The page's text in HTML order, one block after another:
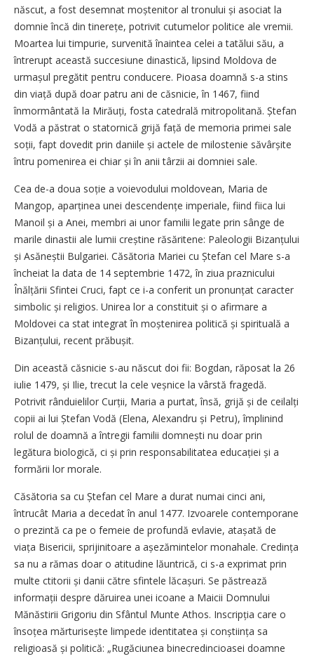
născut, a fost desemnat moștenitor al tronului și asociat la
domnie încă din tinerețe, potrivit cutumelor politice ale vremii.
Moartea lui timpurie, survenită înaintea celei a tatălui său, a
întrerupt această succesiune dinastică, lipsind Moldova de
urmașul pregătit pentru conducere. Pioasa doamnă s-a stins
din viață după doar patru ani de căsnicie, în 1467, fiind
înmormântată la Mirăuți, fosta catedrală mitropolitană. Ștefan
Vodă a păstrat o statornică grijă față de memoria primei sale
soții, fapt dovedit prin daniile și actele de milostenie săvârșite
întru pomenirea ei chiar și în anii târzii ai domniei sale.
Cea de-a doua soție a voievodului moldovean, Maria de
Mangop, aparținea unei descendențe imperiale, fiind fiica lui
Manoil și a Anei, membri ai unor familii legate prin sânge de
marile dinastii ale lumii creștine răsăritene: Paleologii Bizanțului
și Asăneștii Bulgariei. Căsătoria Mariei cu Ștefan cel Mare s-a
încheiat la data de 14 septembrie 1472, în ziua praznicului
Înălțării Sfintei Cruci, fapt ce i-a conferit un pronunțat caracter
simbolic și religios. Unirea lor a constituit și o afirmare a
Moldovei ca stat integrat în moștenirea politică și spirituală a
Bizanțului, recent prăbușit.
Din această căsnicie s-au născut doi fii: Bogdan, răposat la 26
iulie 1479, și Ilie, trecut la cele veșnice la vârstă fragedă.
Potrivit rânduielilor Curții, Maria a purtat, însă, grijă și de ceilalți
copii ai lui Ștefan Vodă (Elena, Alexandru și Petru), împlinind
rolul de doamnă a întregii familii domnești nu doar prin
legătura biologică, ci și prin responsabilitatea educației și a
formării lor morale.
Căsătoria sa cu Ștefan cel Mare a durat nu­mai cinci ani,
întrucât Maria a decedat în anul 1477. Izvoarele contemporane
o prezintă ca pe o femeie de profundă evlavie, atașată de
viața Bisericii, sprijinitoare a așeză­min­telor monahale. Credința
sa nu a rămas doar o atitudine lăuntrică, ci s-a exprimat prin
multe ctitorii și danii către sfintele lăcașuri. Se păstrează
informații despre dăruirea unei icoane a Maicii Domnului
Mănăstirii Grigoriu din Sfântul Munte Athos. Inscripția care o
însoțea mărturisește limpede identitatea și conștiința sa
religioasă și politică: „Rugăciunea binecredincioasei doamne